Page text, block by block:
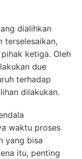
dialihkan
terselesaikan,
ketiga. Oleh
due
terhadap
dilakukan.
waktu proses
yang bisa
itu, penting